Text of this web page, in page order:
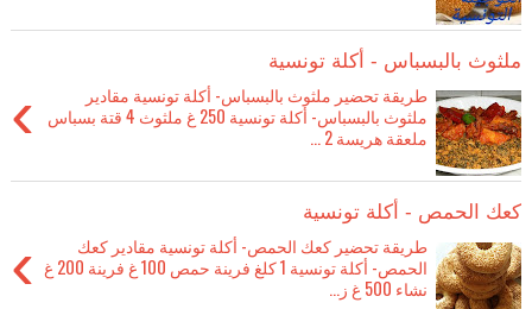
ملثوث بالبسباس - أكلة تونسية
›
طريقة تحضير ملثوث بالبسباس- أكلة تونسية مقادير
ملثوث بالبسباس- أكلة تونسية 250 غ ملثوث 4 قتة بسباس
ملعقة هريسة 2 ...
كعك الحمص - أكلة تونسية
›
طريقة تحضير كعك الحمص- أكلة تونسية مقادير كعك
الحمص- أكلة تونسية 1 كلغ فرينة حمص 100 غ فرينة 200 غ
نشاء 500 غ ز...